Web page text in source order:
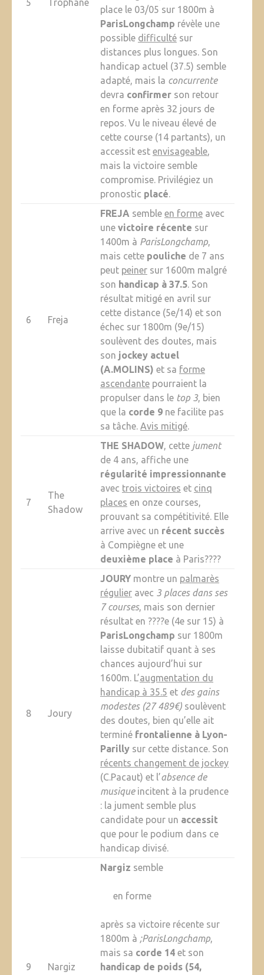
5 Trophane
place le 03/05 sur 1800m à
ParisLongchamp révèle une
possible difficultésur
distances plus longues. Son
handicap actuel (37.5) semble
adapté, mais la concurrente
devra confirmerson retour
en forme après 32 jours de
repos. Vu le niveau élevé de
cette course (14 partants), un
accessit est envisageable,
mais la victoire semble
compromise. Privilégiez un
pronostic placé.
6 Freja
FREJA semble en formeavec
une victoire récente sur
1400m à ParisLongchamp,
mais cette pouliche de 7 ans
peut peinersur 1600m malgré
son handicap à 37.5. Son
résultat mitigé en avril sur
cette distance (5e/14) et son
échec sur 1800m (9e/15)
soulèvent des doutes, mais
son jockey actuel
(A.MOLINS) et sa forme
ascendantepourraient la
propulser dans le top 3, bien
que la corde 9ne facilite pas
sa tâche. Avis mitigé.
7
The
Shadow
THE SHADOW, cette jument
de 4 ans, affiche une
régularité impressionnante
avec trois victoires et cinq
places en onze courses,
prouvant sa compétitivité. Elle
arrive avec un récent succès
à Compiègne et une
deuxième place à Paris????
8 Joury
JOURYmontre un palmarès
régulieravec 3 places dans ses
7 courses, mais son dernier
résultat en ????e (4e sur 15) à
ParisLongchamp sur 1800m
laisse dubitatif quant à ses
chances aujourd’hui sur
1600m. L’augmentation du
handicap à 35.5 et des gains
modestes (27 489€)soulèvent
des doutes, bien qu’elle ait
terminé frontalienne à Lyon-
Parillysur cette distance. Son
récents changement de jockey
(C.Pacaut) et l’absence de
musiqueincitent à la prudence
: la jument semble plus
candidate pour un accessit
que pour le podium dans ce
handicap divisé.
9 Nargiz
Nargiz semble
en forme
après sa victoire récente sur
1800m à ;ParisLongchamp,
mais sa corde 14et son
handicap de poids (54,